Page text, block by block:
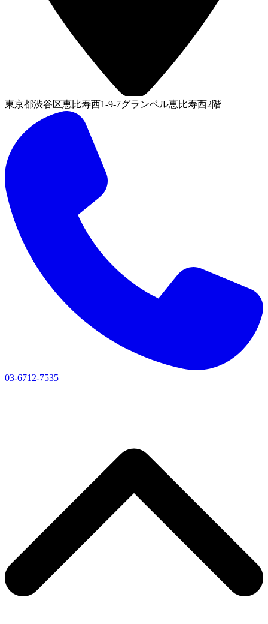
東京都渋谷区恵比寿西1-9-7グランベル恵比寿西2階
03-6712-7535